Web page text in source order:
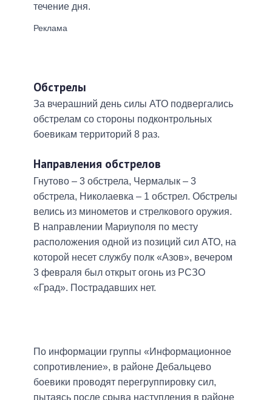
течение дня.
Обстрелы
За вчерашний день силы АТО подвергались
обстрелам со стороны подконтрольных
боевикам территорий 8 раз.
Направления обстрелов
Гнутово – 3 обстрела, Чермалык – 3
обстрела, Николаевка – 1 обстрел. Обстрелы
велись из минометов и стрелкового оружия.
В направлении Мариуполя по месту
расположения одной из позиций сил АТО, на
которой несет службу полк «Азов», вечером
3 февраля был открыт огонь из РСЗО
«Град». Пострадавших нет.
По информации группы «Информационное
сопротивление», в районе Дебальцево
боевики проводят перегруппировку сил,
пытаясь после срыва наступления в районе